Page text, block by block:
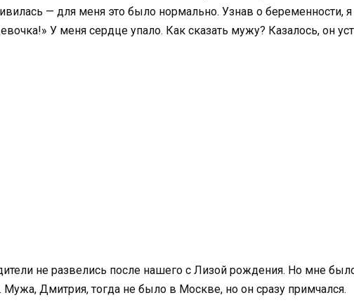
— для меня это было нормально. Узнав о беременности,
У меня сердце упало. Как сказать мужу? Казалось, он
не развелись после нашего с Лизой рождения. Но мне
Дмитрия, тогда не было в Москве, но он сразу примчался.